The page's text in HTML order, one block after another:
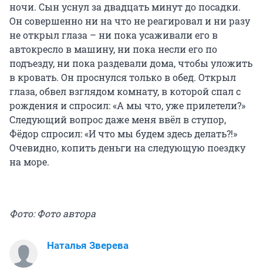
ночи. Сын уснул за двадцать минут до посадки.
Он совершенно ни на что не реагировал и ни разу
не открыл глаза – ни пока усаживали его в
автокресло в машину, ни пока несли его по
подъезду, ни пока раздевали дома, чтобы уложить
в кровать. Он проснулся только в обед. Открыл
глаза, обвел взглядом комнату, в которой спал с
рождения и спросил: «А мы что, уже прилетели?»
Следующий вопрос даже меня ввёл в ступор,
Фёдор спросил: «И что мы будем здесь делать?!»
Очевидно, копить деньги на следующую поездку
на море.
Фото: Фото автора
Наталья Зверева